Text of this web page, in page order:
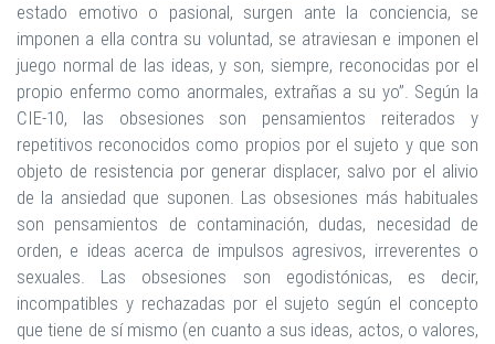
estado emotivo o pasional, surgen ante la conciencia, se
imponen a ella contra su voluntad, se atraviesan e imponen el
juego normal de las ideas, y son, siempre, reconocidas por el
propio enfermo como anormales, extrañas a su yo”. Según la
CIE-10, las obsesiones son pensamientos reiterados y
repetitivos reconocidos como propios por el sujeto y que son
objeto de resistencia por generar displacer, salvo por el alivio
de la ansiedad que suponen. Las obsesiones más habituales
son pensamientos de contaminación, dudas, necesidad de
orden, e ideas acerca de impulsos agresivos, irreverentes o
sexuales. Las obsesiones son egodistónicas, es decir,
incompatibles y rechazadas por el sujeto según el concepto
que tiene de sí mismo (en cuanto a sus ideas, actos, o valores,